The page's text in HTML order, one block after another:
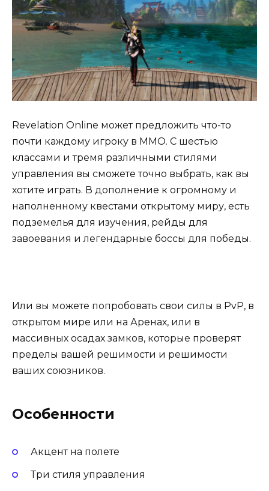
Revelation Online может предложить что-то
почти каждому игроку в ММО. С шестью
классами и тремя различными стилями
управления вы сможете точно выбрать, как вы
хотите играть. В дополнение к огромному и
наполненному квестами открытому миру, есть
подземелья для изучения, рейды для
завоевания и легендарные боссы для победы.
Или вы можете попробовать свои силы в PvP, в
открытом мире или на Аренах, или в
массивных осадах замков, которые проверят
пределы вашей решимости и решимости
ваших союзников.
Особенности
Акцент на полете
Три стиля управления